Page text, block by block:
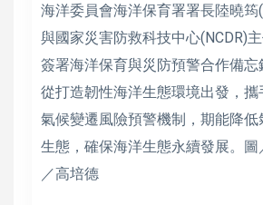
海洋委員會海洋保育署署長陸曉筠
與國家災害防救科技中心(NCDR)
簽署海洋保育與災防預警合作備忘
從打造韌性海洋生態環境出發，
氣候變遷風險預警機制，期能降
生態，確保海洋生態永續發展。
／高培德